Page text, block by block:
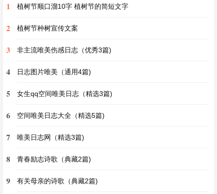
整个世界变得静谧而又美好。我沉浸在这美丽的夜
景中，思绪也随之飘荡。这就是大自然的魅力，它
我们对它充满了敬畏和热爱。
1. 那是一个阳光明媚的午后，空气中弥漫着淡淡的
将发生的一件小事，会像一颗小石子投入平静的湖
面，在我的生活中激起层层涟漪。
2. 生活就像一场五彩斑斓的电影，每一个瞬间都是
1 植树节顺口溜10字 植树节的简短文字
2 植树节种树宣传文案
3 非主流唯美伤感日志（优秀3篇)
4 日志图片唯美（通用4篇)
5 女生qq空间唯美日志（精选3篇)
6 空间唯美日志大全（精选5篇)
7 唯美日志网（精选3篇)
8 青春励志诗歌（典藏2篇)
9 有关母亲的诗歌（典藏2篇)